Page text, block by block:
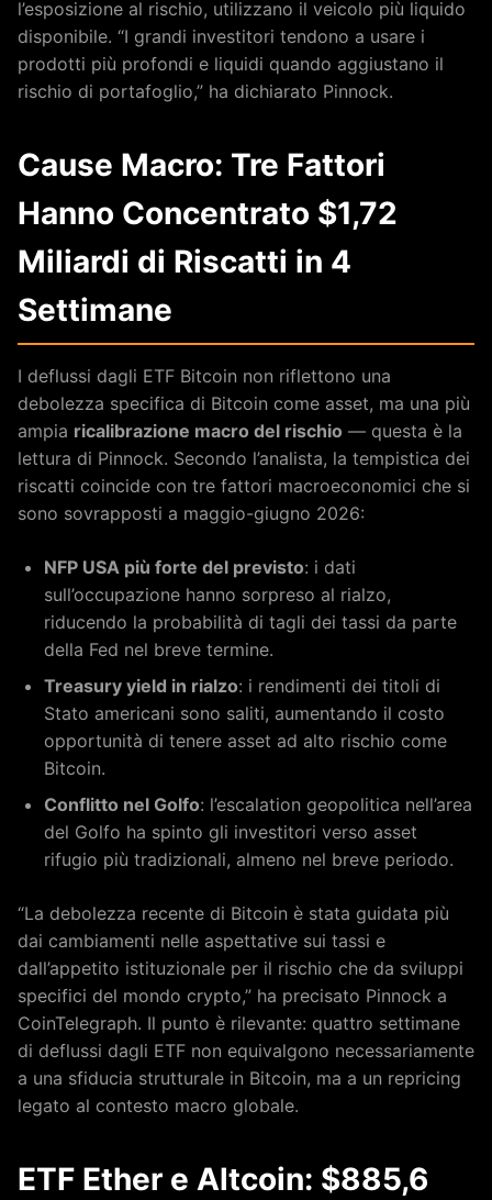
l’esposizione al rischio, utilizzano il veicolo più liquido
disponibile. “I grandi investitori tendono a usare i
prodotti più profondi e liquidi quando aggiustano il
rischio di portafoglio,” ha dichiarato Pinnock.
Cause Macro: Tre Fattori
Hanno Concentrato $1,72
Miliardi di Riscatti in 4
Settimane
I deflussi dagli ETF Bitcoin non riflettono una
debolezza specifica di Bitcoin come asset, ma una più
ampia ricalibrazione macro del rischio — questa è la
lettura di Pinnock. Secondo l’analista, la tempistica dei
riscatti coincide con tre fattori macroeconomici che si
sono sovrapposti a maggio-giugno 2026:
NFP USA più forte del previsto: i dati
sull’occupazione hanno sorpreso al rialzo,
riducendo la probabilità di tagli dei tassi da parte
della Fed nel breve termine.
Treasury yield in rialzo: i rendimenti dei titoli di
Stato americani sono saliti, aumentando il costo
opportunità di tenere asset ad alto rischio come
Bitcoin.
Conflitto nel Golfo: l’escalation geopolitica nell’area
del Golfo ha spinto gli investitori verso asset
rifugio più tradizionali, almeno nel breve periodo.
“La debolezza recente di Bitcoin è stata guidata più
dai cambiamenti nelle aspettative sui tassi e
dall’appetito istituzionale per il rischio che da sviluppi
specifici del mondo crypto,” ha precisato Pinnock a
CoinTelegraph. Il punto è rilevante: quattro settimane
di deflussi dagli ETF non equivalgono necessariamente
a una sfiducia strutturale in Bitcoin, ma a un repricing
legato al contesto macro globale.
ETF Ether e Altcoin: $885,6